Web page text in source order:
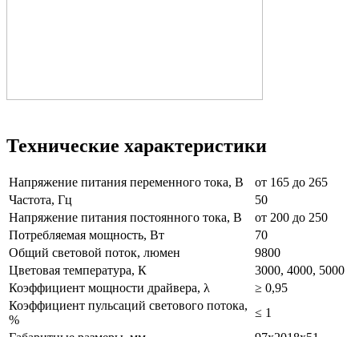
Технические характеристики
Напряжение питания переменного тока, В
от 165 до 265
Частота, Гц
50
Напряжение питания постоянного тока, В
от 200 до 250
Потребляемая мощность, Вт
70
Общий световой поток, люмен
9800
Цветовая температура, К
3000, 4000, 5000
Коэффициент мощности драйвера, λ
≥ 0,95
Коэффициент пульсаций светового потока,
%
≤ 1